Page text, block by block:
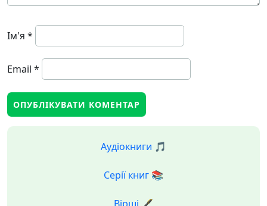
Ім'я *
Email *
Аудіокниги 🎵
Серії книг 📚